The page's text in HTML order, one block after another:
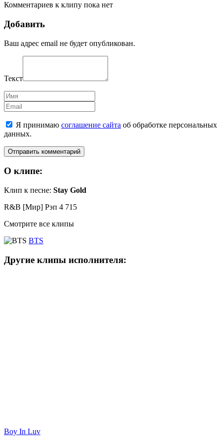
Комментариев к клипу пока нет
Добавить
Ваш адрес email не будет опубликован.
Текст
Имя
Email
Я принимаю соглашение сайта об обработке персональных
данных.
О клипе:
Клип к песне: Stay Gold
R&B [Мир] Рэп 4 715
Смотрите все клипы
BTS
Другие клипы исполнителя:
Boy In Luv